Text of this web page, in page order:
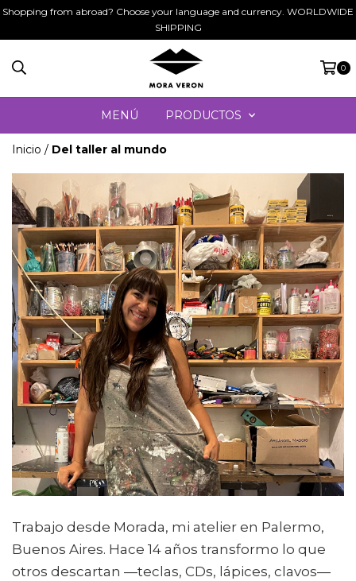
Shopping from abroad? Choose your language and currency. WORLDWIDE
SHIPPING
0
MENÚ PRODUCTOS
Inicio / Del taller al mundo
Trabajo desde Morada, mi atelier en Palermo,
Buenos Aires. Hace 14 años transformo lo que
otros descartan —teclas, CDs, lápices, clavos—